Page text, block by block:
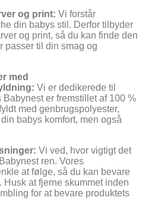
og print: Vi forstår
din babys stil. Derfor tilbyder
og print, så du kan finde den
passer til din smag og
med
Vi er dedikerede til
er fremstillet af 100 %
med genbrugspolyester,
babys komfort, men også
Vi ved, hvor vigtigt det
ren. Vores
at følge, så du kan bevare
Husk at fjerne skummet inden
for at bevare produktets